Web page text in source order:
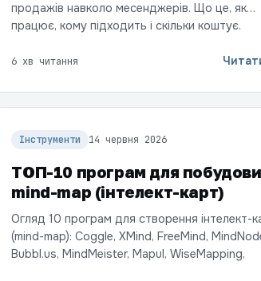
продажів навколо месенджерів. Що це, як
працює, кому підходить і скільки коштує.
6 хв читання
Інструменти 14 червня 2026
ТОП-10 програм для побудови
mind-map (інтелект-карт)
Огляд 10 програм для створення інтелект-
(mind-map): Coggle, XMind, FreeMind,
Bubbl.us, MindMeister, Mapul, WiseMapping,